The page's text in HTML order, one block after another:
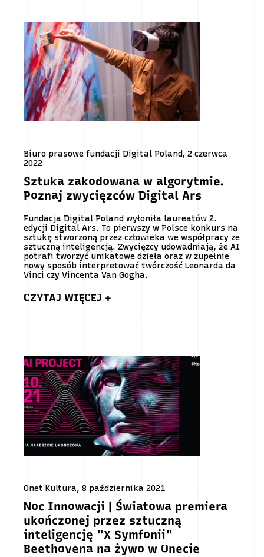
Biuro prasowe fundacji Digital Poland, 2 czerwca
2022
Sztuka zakodowana w algorytmie.
Poznaj zwycięzców Digital Ars
Fundacja Digital Poland wyłoniła laureatów 2.
edycji Digital Ars. To pierwszy w Polsce konkurs na
sztukę stworzoną przez człowieka we współpracy ze
sztuczną inteligencją. Zwycięzcy udowadniają, że AI
potrafi tworzyć unikatowe dzieła oraz w zupełnie
nowy sposób interpretować twórczość Leonarda da
Vinci czy Vincenta Van Gogha.
CZYTAJ WIĘCEJ +
Onet Kultura, 8 października 2021
Noc Innowacji | Światowa premiera
ukończonej przez sztuczną
inteligencję "X Symfonii"
Beethovena na żywo w Onecie